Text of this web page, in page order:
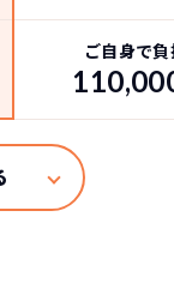
ご自身で